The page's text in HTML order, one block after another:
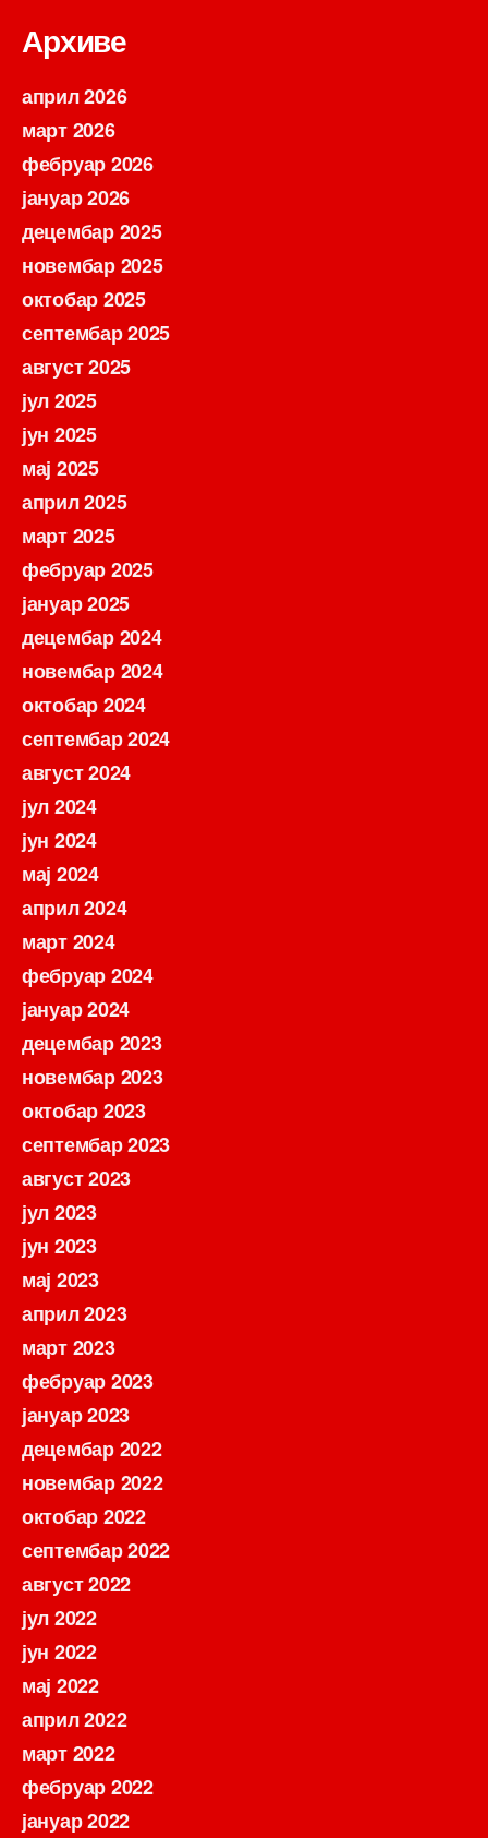
Архиве
април 2026
март 2026
фебруар 2026
јануар 2026
децембар 2025
новембар 2025
октобар 2025
септембар 2025
август 2025
јул 2025
јун 2025
мај 2025
април 2025
март 2025
фебруар 2025
јануар 2025
децембар 2024
новембар 2024
октобар 2024
септембар 2024
август 2024
јул 2024
јун 2024
мај 2024
април 2024
март 2024
фебруар 2024
јануар 2024
децембар 2023
новембар 2023
октобар 2023
септембар 2023
август 2023
јул 2023
јун 2023
мај 2023
април 2023
март 2023
фебруар 2023
јануар 2023
децембар 2022
новембар 2022
октобар 2022
септембар 2022
август 2022
јул 2022
јун 2022
мај 2022
април 2022
март 2022
фебруар 2022
јануар 2022